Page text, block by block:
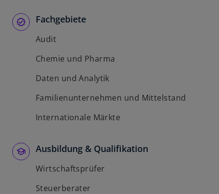
Fachgebiete
Audit
Chemie und Pharma
Daten und Analytik
Familienunternehmen und Mittelstand
Internationale Märkte
Ausbildung & Qualifikation
Wirtschaftsprüfer
Steuerberater